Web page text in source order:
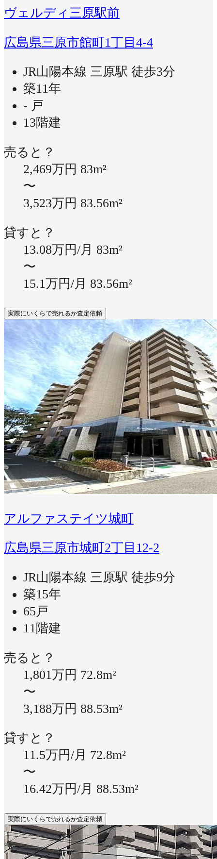
ヴェルディ三原駅前
広島県三原市館町1丁目4-4
JR山陽本線 三原駅 徒歩3分
築11年
- 戸
13階建
売ると？
2,469万円 83m²
〜
3,523万円 83.56m²
貸すと？
13.08万円/月 83m²
〜
15.1万円/月 83.56m²
実際にいくらで売れるか査定依頼
アルファステイツ城町
広島県三原市城町2丁目12-2
JR山陽本線 三原駅 徒歩9分
築15年
65戸
11階建
売ると？
1,801万円 72.8m²
〜
3,188万円 88.53m²
貸すと？
11.5万円/月 72.8m²
〜
16.42万円/月 88.53m²
実際にいくらで売れるか査定依頼